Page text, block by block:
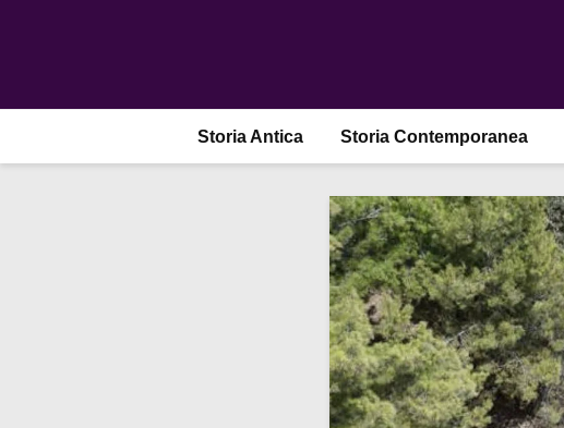
Storia Antica Storia Contemporanea